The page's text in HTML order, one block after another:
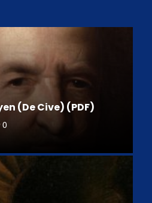
(De Cive) (PDF)
0